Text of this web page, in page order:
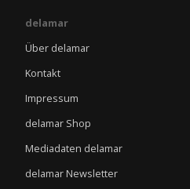
delamar
Über delamar
Kontakt
Impressum
delamar Shop
Mediadaten delamar
delamar Newsletter